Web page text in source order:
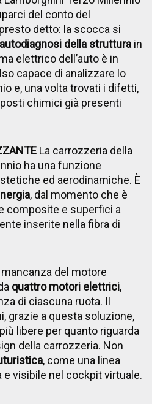
del conto del
detto: la scocca si
autodiagnosi della struttura in
elettrico dell’auto è in
capace di analizzare lo
e, una volta trovati i difetti,
chimici già presenti
La carrozzeria della
ha una funzione
ed aerodinamiche. È
, dal momento che è
composite e superfici a
inserite nella fibra di
mancanza del motore
quattro motori elettrici,
di ciascuna ruota. Il
grazie a questa soluzione,
libere per quanto riguarda
della carrozzeria. Non
, come una linea
e visibile nel cockpit virtuale.